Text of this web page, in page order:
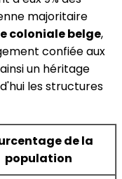
majoritaire
coloniale belge,
confiée aux
un héritage
les structures
de la
population